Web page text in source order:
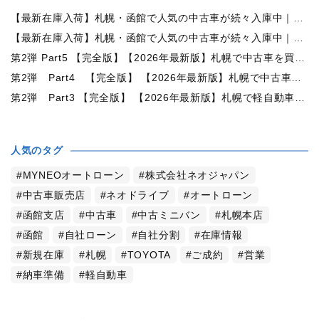
【最新在庫入荷】札幌・函館で人気の中古車が続々入庫中｜早い者勝ち！【トヨタ ヴォクシー2.0ZS煌Ⅱ 4WD】
【最新在庫入荷】札幌・函館で人気の中古車が続々入庫中｜早い者勝ち！【ダイハツ タント660カスタムX 4WD】
第2弾 Part5 【完全版】【2026年最新版】札幌で中古車を買うなら何月がおすすめ？狙い目の時期・冬前に買うメリットを徹底解説
第2弾 Part4 【完全版】 【2026年最新版】札幌で中古車を買うなら2WDと4WDどっち？北海道の雪道・燃費・価格・維持費を徹底比較
第2弾 Part3 【完全版】 【2026年最新版】札幌で軽自動車を持つと月々いくら？維持費・ガソリン・保険・車検・冬タイヤまで徹底解説
人気のタグ
MYNEOオートローン
株式会社ネオジャパン
中古車販売店
ネオドライブ
オートローン
函館支店
中古車 中古ミニバン
札幌本店
函館
自社ローン 自社分割
在庫情報
新規在庫
札幌 TOYOTA ご成約
営業
納車準備
軽自動車